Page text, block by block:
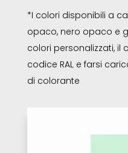
*I colori disponibili a
opaco, nero opaco e
colori personalizzati, il
codice RAL e farsi
di colorante